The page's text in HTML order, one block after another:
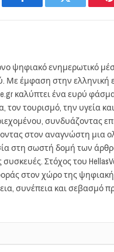
Facebook Twitter
ψηφιακό ενημερωτικό
Με έμφαση στην ελληνική
καλύπτει ένα ευρύ
τον τουρισμό, την υγεία
συνδυάζοντας
στον αναγνώστη μια
στη σωστή δομή των
Στόχος του
στον χώρο της
συνέπεια και σεβασμό